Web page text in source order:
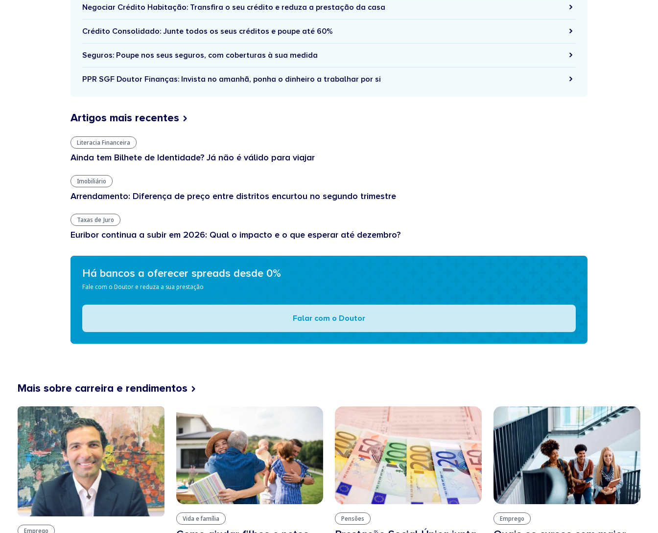
Negociar Crédito Habitação: Transfira o seu crédito e reduza a prestação da casa
Crédito Consolidado: Junte todos os seus créditos e poupe até 60%
Seguros: Poupe nos seus seguros, com coberturas à sua medida
PPR SGF Doutor Finanças: Invista no amanhã, ponha o dinheiro a trabalhar por si
Artigos mais recentes
Literacia Financeira
Ainda tem Bilhete de Identidade? Já não é válido para viajar
Imobiliário
Arrendamento: Diferença de preço entre distritos encurtou no segundo trimestre
Taxas de Juro
Euribor continua a subir em 2026: Qual o impacto e o que esperar até dezembro?
Há bancos a oferecer spreads desde 0%
Fale com o Doutor e reduza a sua prestação
Falar com o Doutor
Mais sobre carreira e rendimentos
Emprego
Vida e família Pensões Emprego